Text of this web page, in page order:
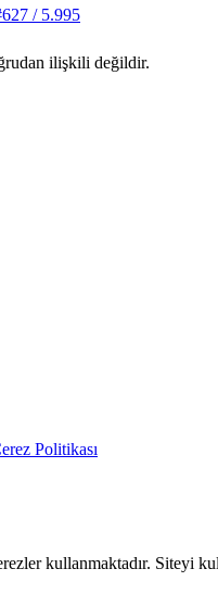
/ 5.995
ilişkili değildir.
Politikası
kullanmaktadır. Siteyi